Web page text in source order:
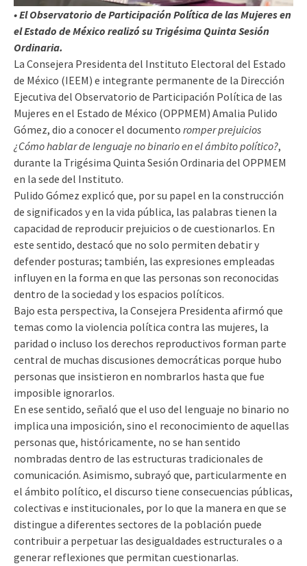
• El Observatorio de Participación Política de las Mujeres en
el Estado de México realizó su Trigésima Quinta Sesión
Ordinaria.
La Consejera Presidenta del Instituto Electoral del Estado
de México (IEEM) e integrante permanente de la Dirección
Ejecutiva del Observatorio de Participación Política de las
Mujeres en el Estado de México (OPPMEM) Amalia Pulido
Gómez, dio a conocer el documento romper prejuicios
¿Cómo hablar de lenguaje no binario en el ámbito político?,
durante la Trigésima Quinta Sesión Ordinaria del OPPMEM
en la sede del Instituto.
Pulido Gómez explicó que, por su papel en la construcción
de significados y en la vida pública, las palabras tienen la
capacidad de reproducir prejuicios o de cuestionarlos. En
este sentido, destacó que no solo permiten debatir y
defender posturas; también, las expresiones empleadas
influyen en la forma en que las personas son reconocidas
dentro de la sociedad y los espacios políticos.
Bajo esta perspectiva, la Consejera Presidenta afirmó que
temas como la violencia política contra las mujeres, la
paridad o incluso los derechos reproductivos forman parte
central de muchas discusiones democráticas porque hubo
personas que insistieron en nombrarlos hasta que fue
imposible ignorarlos.
En ese sentido, señaló que el uso del lenguaje no binario no
implica una imposición, sino el reconocimiento de aquellas
personas que, históricamente, no se han sentido
nombradas dentro de las estructuras tradicionales de
comunicación. Asimismo, subrayó que, particularmente en
el ámbito político, el discurso tiene consecuencias públicas,
colectivas e institucionales, por lo que la manera en que se
distingue a diferentes sectores de la población puede
contribuir a perpetuar las desigualdades estructurales o a
generar reflexiones que permitan cuestionarlas.